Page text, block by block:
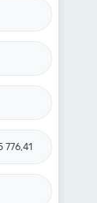
776,41